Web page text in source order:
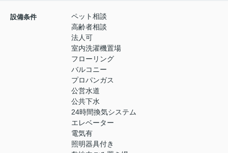
設備条件
ペット相談
高齢者相談
法人可
室内洗濯機置場
フローリング
バルコニー
プロパンガス
公営水道
公共下水
24時間換気システム
エレベーター
電気有
照明器具付き